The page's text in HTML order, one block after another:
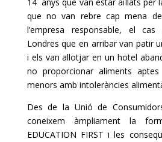
que no van rebre cap mena
l’empresa responsable, el
Londres que en arribar van patir
i els van allotjar en un hotel
no proporcionar aliments
menors amb intoleràncies
Des de la Unió de
coneixem àmpliament la
EDUCATION FIRST i les